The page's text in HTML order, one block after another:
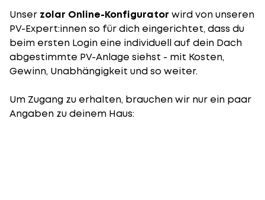
Unser zolar Online-Konfigurator wird von unseren
PV-Expert:innen so für dich eingerichtet, dass du
beim ersten Login eine individuell auf dein Dach
abgestimmte PV-Anlage siehst - mit Kosten,
Gewinn, Unabhängigkeit und so weiter.
Um Zugang zu erhalten, brauchen wir nur ein paar
Angaben zu deinem Haus: